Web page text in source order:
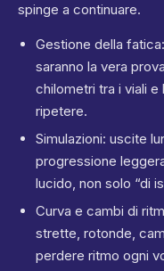
spinge a continuare.
Gestione della
saranno la vera
chilometri tra i viali e
ripetere.
Simulazioni: uscite
progressione
lucido, non solo “di
Curva e cambi di
strette, rotonde,
perdere ritmo ogni